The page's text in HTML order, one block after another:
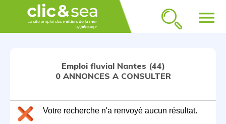
menu
Emploi fluvial Nantes (44)
0 ANNONCES A CONSULTER
Votre recherche n'a renvoyé aucun résultat.